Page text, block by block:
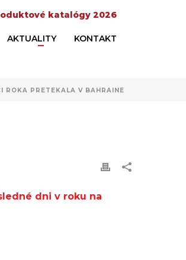
katalógy 2026
AKTUALITY KONTAKT
ROKA PRETEKALA V BAHRAINE
dni v roku na